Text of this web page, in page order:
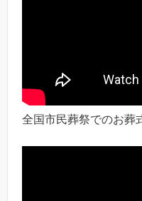
全国市民葬祭でのお葬